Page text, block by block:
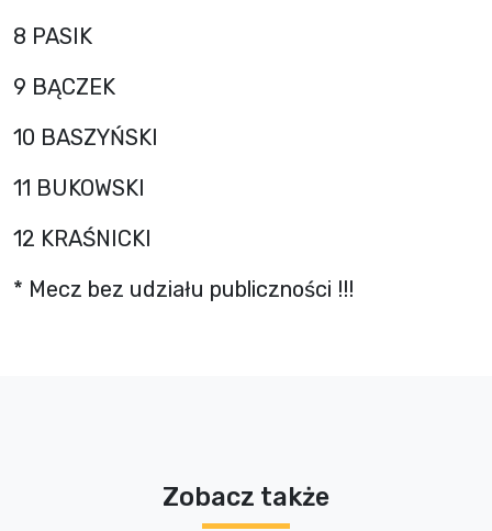
8 PASIK
9 BĄCZEK
10 BASZYŃSKI
11 BUKOWSKI
12 KRAŚNICKI
* Mecz bez udziału publiczności !!!
Zobacz także